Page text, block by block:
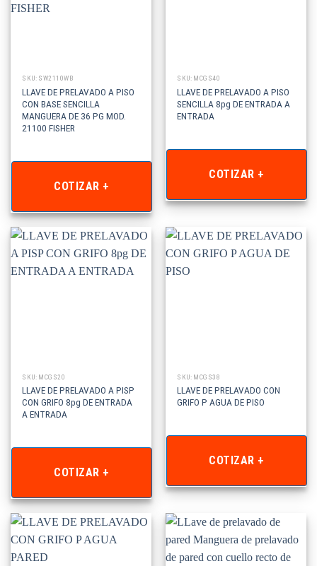
SKU: SW2110WB
LLAVE DE PRELAVADO A PISO
CON BASE SENCILLA
MANGUERA DE 36 PG MOD.
21100 FISHER
COTIZAR +
SKU: MCGS40
LLAVE DE PRELAVADO A PISO
SENCILLA 8pg DE ENTRADA A
ENTRADA
COTIZAR +
SKU: MCGS20
LLAVE DE PRELAVADO A PISP
CON GRIFO 8pg DE ENTRADA
A ENTRADA
COTIZAR +
SKU: MCGS38
LLAVE DE PRELAVADO CON
GRIFO P AGUA DE PISO
COTIZAR +